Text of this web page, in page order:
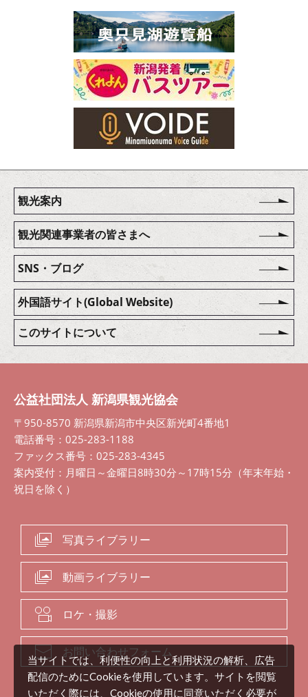
観光案内
観光関連事業者の皆さまへ
SNS・ブログ
外国語サイト(Global Website)
このサイトについて
公益社団法人 新潟県観光協会
〒950-8570 新潟県新潟市中央区新光町4番地1
電話番号：025-283-1188
ファックス番号：025-283-4345
案内受付：月曜日～金曜日8時30分～17時15分（年末年始・
祝日を除く）
写真ライブラリー
動画ライブラリー
ロケ・撮影
お問い合わせフォーム
当サイトでは、利便性の向上と利用状況の解析、広告
配信のためにCookieを使用しています。サイトを閲覧
いただく際には、Cookieの使用に同意いただく必要が